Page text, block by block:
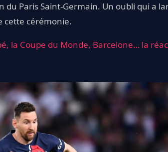
Paris Saint-Germain. Un oubli qui a
cette cérémonie.
la Coupe du Monde, Barcelone… la